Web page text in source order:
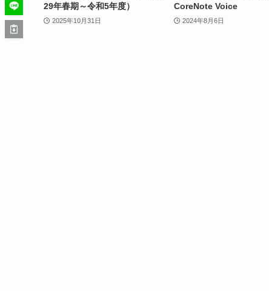
29年春期～令和5年度）
2025年10月31日
CoreNote Voice
2024年8月6日